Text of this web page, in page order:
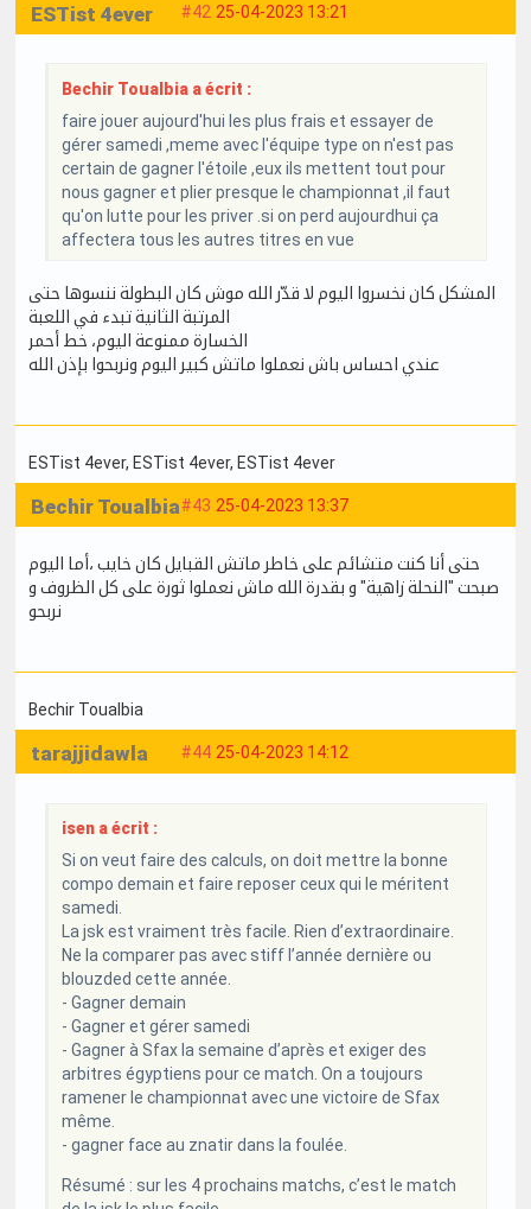
#42 25-04-2023 13:21
ESTist 4ever
Bechir Toualbia a écrit :
faire jouer aujourd'hui les plus frais et essayer de
gérer samedi ,meme avec l'équipe type on n'est pas
certain de gagner l'étoile ,eux ils mettent tout pour
nous gagner et plier presque le championnat ,il faut
qu'on lutte pour les priver .si on perd aujourdhui ça
affectera tous les autres titres en vue
المشكل كان نخسروا اليوم لا قدّر الله موش كان البطولة ننسوها حتى
المرتبة الثانية تبدء في اللعبة
الخسارة ممنوعة اليوم، خط أحمر
عندي احساس باش نعملوا ماتش كبير اليوم ونربحوا بإذن الله
ESTist 4ever, ESTist 4ever, ESTist 4ever
#43 25-04-2023 13:37
Bechir Toualbia
حتى أنا كنت متشائم على خاطر ماتش القبايل كان خايب ،أما اليوم
صبحت "النحلة زاهية" و بقدرة الله ماش نعملوا ثورة على كل الظروف و
نربحو
Bechir Toualbia
#44 25-04-2023 14:12
tarajjidawla
isen a écrit :
Si on veut faire des calculs, on doit mettre la bonne
compo demain et faire reposer ceux qui le méritent
samedi.
La jsk est vraiment très facile. Rien d’extraordinaire.
Ne la comparer pas avec stiff l’année dernière ou
blouzded cette année.
- Gagner demain
- Gagner et gérer samedi
- Gagner à Sfax la semaine d’après et exiger des
arbitres égyptiens pour ce match. On a toujours
ramener le championnat avec une victoire de Sfax
même.
- gagner face au znatir dans la foulée.
Résumé : sur les 4 prochains matchs, c’est le match